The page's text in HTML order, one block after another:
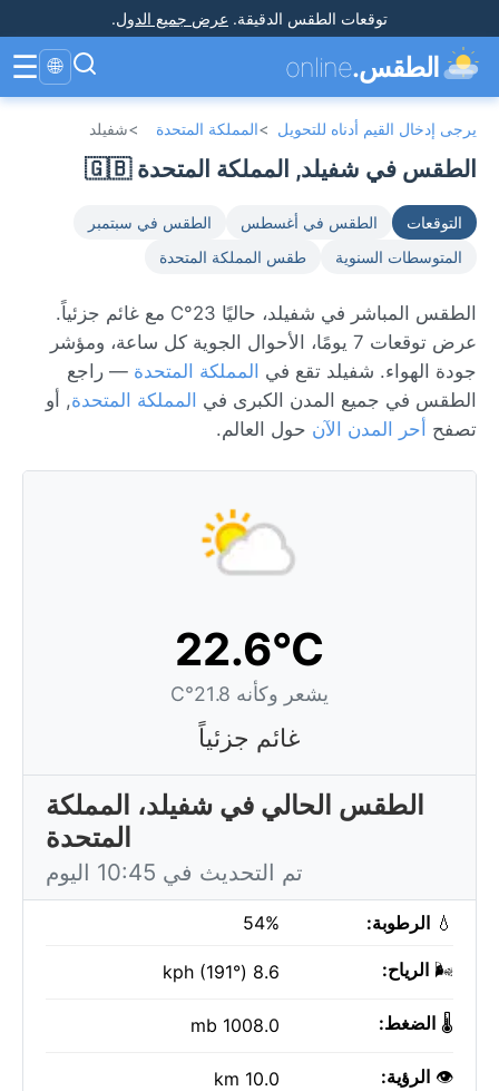
توقعات الطقس الدقيقة. عرض جميع الدول.
الطقس.online
🌐
☰
يرجى إدخال القيم أدناه للتحويل >المملكة المتحدة >شفيلد
الطقس في شفيلد, المملكة المتحدة 🇬🇧
التوقعات الطقس في أغسطس
الطقس في سبتمبر
المتوسطات السنوية
طقس المملكة المتحدة
الطقس المباشر في شفيلد، حاليًا 23°C مع غائم جزئياً.
عرض توقعات 7 يومًا، الأحوال الجوية كل ساعة، ومؤشر
جودة الهواء. شفيلد تقع في المملكة المتحدة — راجع
الطقس في جميع المدن الكبرى في المملكة المتحدة, أو
تصفح أحر المدن الآن حول العالم.
22.6°C
يشعر وكأنه 21.8°C
غائم جزئياً
الطقس الحالي في شفيلد، المملكة
المتحدة
تم التحديث في 10:45 اليوم
💧 الرطوبة: 54%
🌬️ الرياح: 8.6 kph (191°)
🌡️ الضغط: 1008.0 mb
👁️ الرؤية: 10.0 km